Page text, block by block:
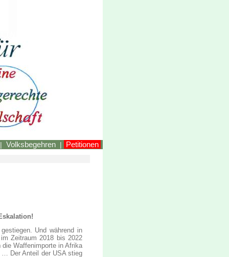
| Volksbegehren | Petitionen
Und während in
Zeitraum 2018 bis 2022
Waffenimporte in Afrika
… Der Anteil der USA stieg